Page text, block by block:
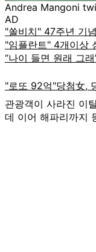
Andrea Mangoni
AD
관광객이 사라진 이
데 이어 해파리까지